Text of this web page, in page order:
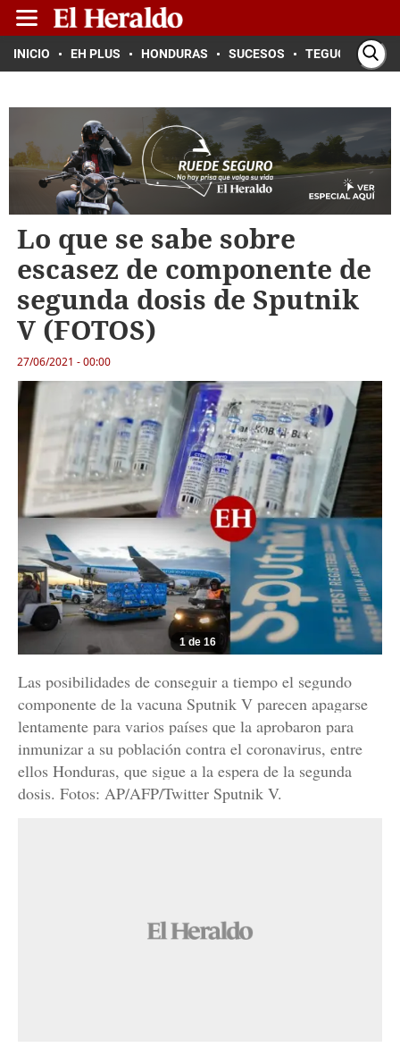
INICIO EH PLUS HONDURAS SUCESOS TEGUCIGALPA
Lo que se sabe sobre
escasez de componente de
segunda dosis de Sputnik
V (FOTOS)
27/06/2021 - 00:00
1 de 16
Las posibilidades de conseguir a tiempo el segundo
componente de la vacuna Sputnik V parecen apagarse
lentamente para varios países que la aprobaron para
inmunizar a su población contra el coronavirus, entre
ellos Honduras, que sigue a la espera de la segunda
dosis. Fotos: AP/AFP/Twitter Sputnik V.